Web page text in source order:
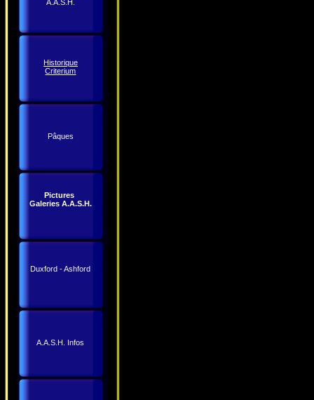
A.A.S.H.
Historique
Criterium
Pâques
Pictures
Galeries A.A.S.H.
Duxford - Ashford
A.A.S.H. Infos